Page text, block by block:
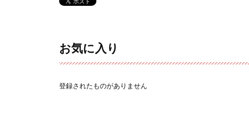
お気に入り
登録されたものがありません